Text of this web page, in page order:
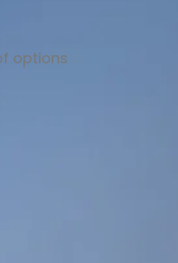
options